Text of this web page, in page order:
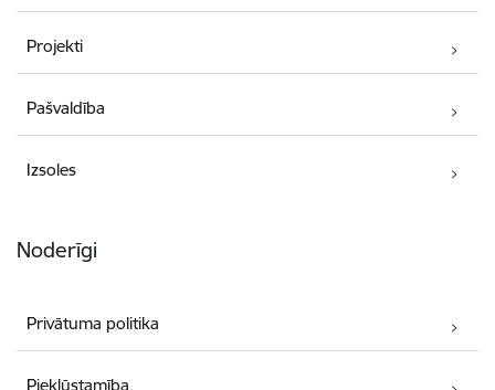
Projekti
Pašvaldība
Izsoles
Noderīgi
Privātuma politika
Piekļūstamība